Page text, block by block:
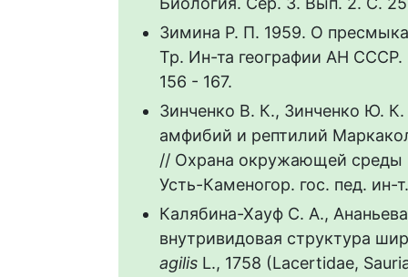
Зимина Р. П. 1959. О
Тр. Ин-та географии АН
156 - 167.
Зинченко В. К., Зинченко Ю. К.
амфибий и рептилий
// Охрана окружающей среды
Усть-Каменогор. гос. пед. ин-
Калябина-Хауф С. А.,
внутривидовая структура
agilis L., 1758 (Lacertidae,